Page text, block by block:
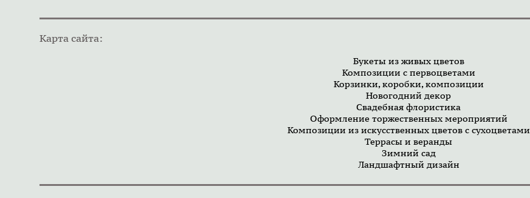
Карта сайта:
Букеты из живых цветов
Композиции с первоцветами
Корзинки, коробки, композиции
Новогодний декор
Свадебная флористика
Оформление торжественных мероприятий
Композиции из искусственных цветов с сухоцветами
Террасы и веранды
Зимний сад
Ландшафтный дизайн